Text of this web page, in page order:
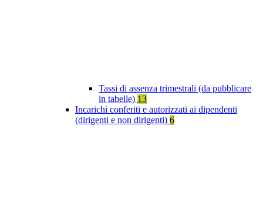
Tassi di assenza trimestrali (da pubblicare
in tabelle) 13
Incarichi conferiti e autorizzati ai dipendenti
(dirigenti e non dirigenti) 6